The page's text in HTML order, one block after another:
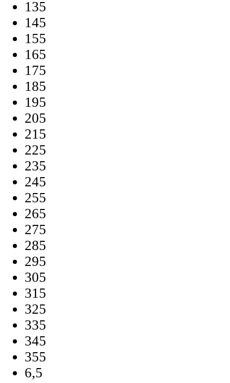
135
145
155
165
175
185
195
205
215
225
235
245
255
265
275
285
295
305
315
325
335
345
355
6,5